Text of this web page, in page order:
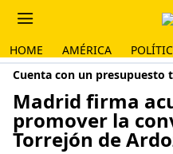
HOME AMÉRICA
Cuenta con un presupuesto
Madrid firma
promover la
Torrejón de